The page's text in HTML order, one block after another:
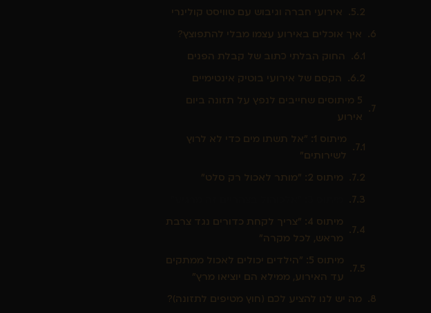
אירועי חברה וגיבוש עם טוויסט קולינרי
איך אוכלים באירוע עצמו מבלי להתפוצץ?
החוק הבלתי כתוב של קבלת הפנים
הקסם של אירועי בוטיק אינטימיים
5 מיתוסים שחייבים לנפץ על תזונה ביום
אירוע
מיתוס 1: "אל תשתו מים כדי לא לרוץ
לשירותים"
מיתוס 2: "מותר לאכול רק סלט"
מיתוס 4: "צריך לקחת כדורים נגד צרבת
מראש, לכל מקרה"
מיתוס 5: "הילדים יכולים לאכול ממתקים
עד האירוע, ממילא הם יוציאו מרץ"
מה יש לנו להציע לכם (חוץ מטיפים לתזונה)?